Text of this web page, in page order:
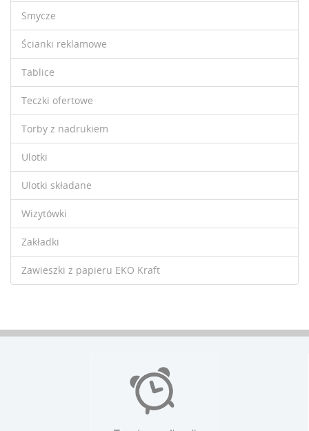
Smycze
Ścianki reklamowe
Tablice
Teczki ofertowe
Torby z nadrukiem
Ulotki
Ulotki składane
Wizytówki
Zakładki
Zawieszki z papieru EKO Kraft